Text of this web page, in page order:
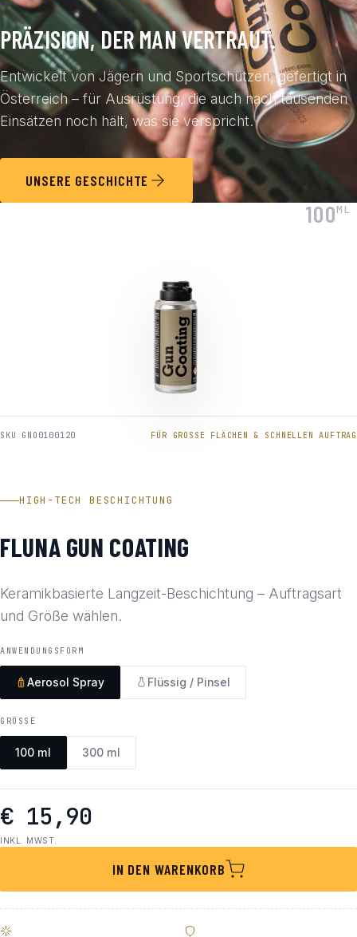
PRÄZISION, DER MAN VERTRAUT.
Entwickelt von Jägern und Sportschützen, gefertigt in
Österreich – für Ausrüstung, die auch nach tausenden
Einsätzen noch hält, was sie verspricht.
UNSERE GESCHICHTE
100ML
SKU GNO0100120 FÜR GROSSE FLÄCHEN & SCHNELLEN AUFTRAG
HIGH-TECH BESCHICHTUNG
FLUNA GUN COATING
Keramikbasierte Langzeit-Beschichtung – Auftragsart
und Größe wählen.
ANWENDUNGSFORM
Aerosol Spray Flüssig / Pinsel
GRÖSSE
100 ml 300 ml
€ 15,90
INKL. MWST.
IN DEN WARENKORB